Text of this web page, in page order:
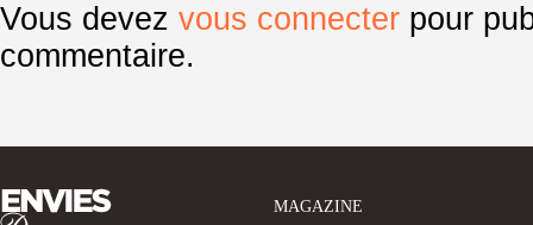
Vous devez vous connecter pour
commentaire.
MAGAZINE